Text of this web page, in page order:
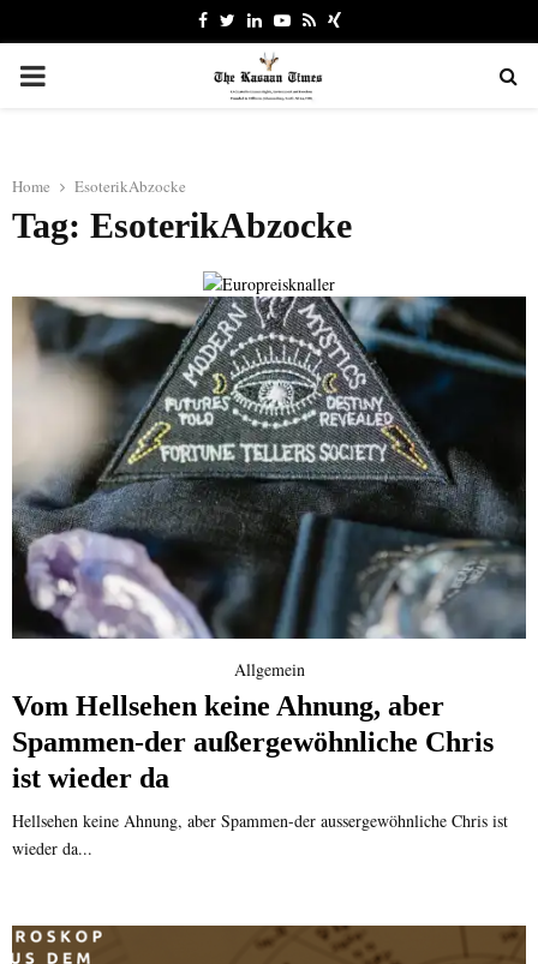
Facebook
TwitterLinkedinYoutube
RssXing
PRIMARY
Home EsoterikAbzocke
Tag: EsoterikAbzocke
Allgemein
Vom Hellsehen keine Ahnung, aber
Spammen-der außergewöhnliche Chris
ist wieder da
Hellsehen keine Ahnung, aber Spammen-der aussergewöhnliche Chris ist
wieder da...